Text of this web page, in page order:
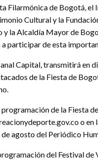
Filarmónica de Bogotá, el
Cultural y la
y la Alcaldía Mayor de
a participar de esta
Capital, transmitirá en
de la Fiesta de
de la Fiesta
o en
de agosto del Periódico
del Festival de